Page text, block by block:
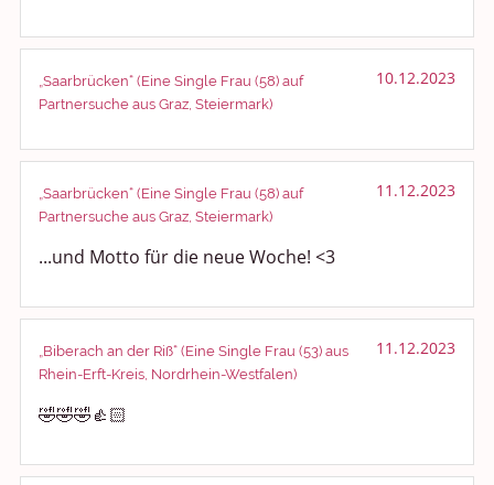
Kochen, Backen und Genießen
Anregungen und Support
Spiel, Spaß und Sinnlosigkeit
Gewicht reduzieren
Archiv
„Saarbrücken“ (Eine Single Frau (58) auf
Partnersuche aus Graz, Steiermark)
10.12.2023
„Saarbrücken“ (Eine Single Frau (58) auf
Partnersuche aus Graz, Steiermark)
11.12.2023
...und Motto für die neue Woche! <3
„Biberach an der Riß“ (Eine Single Frau (53) aus
Rhein-Erft-Kreis, Nordrhein-Westfalen)
11.12.2023
🤣🤣🤣👍🏻